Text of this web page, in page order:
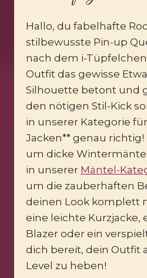
Hallo, du fabelhafte
stilbewusste Pin-up
nach dem i-
Outfit das gewisse
Silhouette betont und
den nötigen Stil-Kick
in unserer Kategorie
Jacken** genau
um dicke
in unserer Mäntel-
um die zauberhaften
deinen Look komplett
eine leichte Kurzjacke,
Blazer oder ein
dich bereit, dein Outfit
Level zu heben!